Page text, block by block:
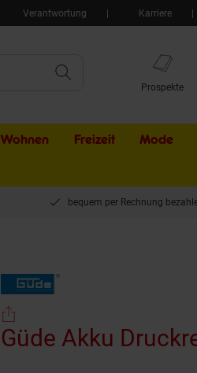
Verantwortung Karriere
Prospekte
Wohnen Freizeit Mode
bequem per Rechnung
Güde Akku